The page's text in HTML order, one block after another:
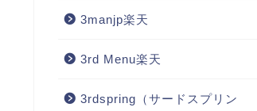
3manjp楽天
3rd Menu楽天
3rdspring（サードスプリン